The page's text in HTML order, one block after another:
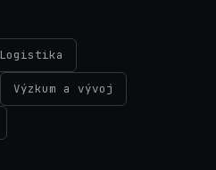
Logistika
Výzkum a vývoj